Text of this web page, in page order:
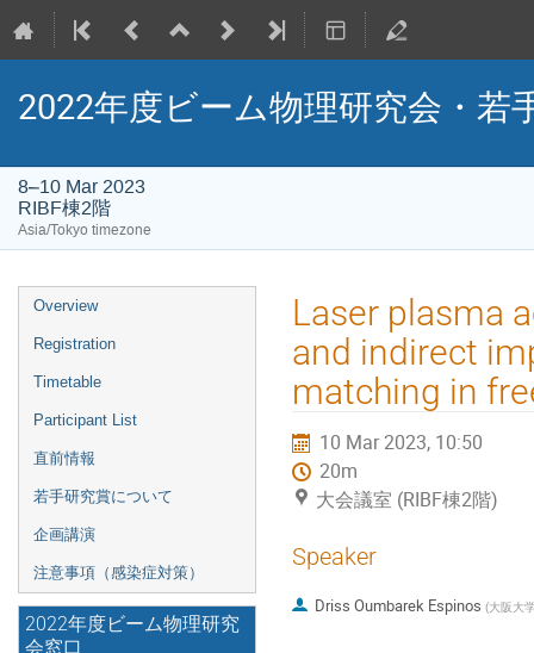
2022年度ビーム物理研究会・若
8–10 Mar 2023
RIBF棟2階
Asia/Tokyo timezone
Event
menu
Overview
Registration
Timetable
Participant List
直前情報
若手研究賞について
企画講演
注意事項（感染症対策）
2022年度ビーム物理研究
会窓口
Laser plasma
and indirect
matching in
10 Mar 2023, 10:50
20m
大会議室 (RIBF棟2階)
Speaker
Driss Oumbarek Espinos (大阪大